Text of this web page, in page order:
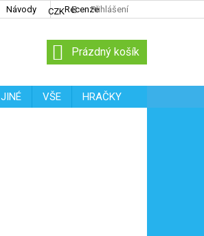
Návody Recenze
CZK Přihlášení
NÁKUPNÍ
KOŠÍK
Prázdný košík
JINÉ VŠE
HRAČKY